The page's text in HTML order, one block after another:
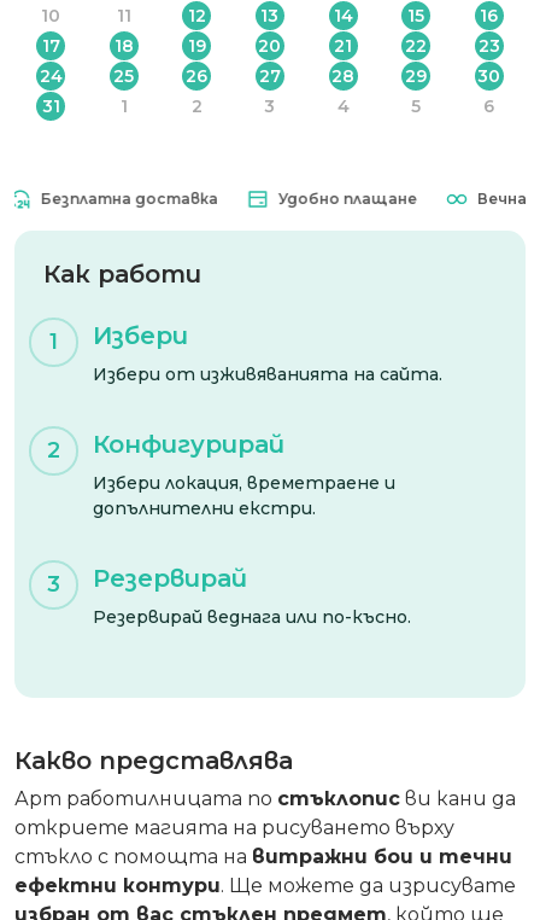
10 11 12 13 14 15
16
17
18 19 20 21 22
23
24
25 26 27 28 29
30
31
1 2 3 4 5 6
Безплатна доставка Удобно плащане Вечна
Как работи
1 Избери
Избери от изживяванията на сайта.
2 Конфигурирай
Избери локация, времетраене и
допълнителни екстри.
3 Резервирай
Резервирай веднага или по-късно.
Какво представлява
Арт работилницата по стъклопис ви кани да
откриете магията на рисуването върху
стъкло с помощта на витражни бои и течни
ефектни контури. Ще можете да изрисувате
избран от вас стъклен предмет, който ще